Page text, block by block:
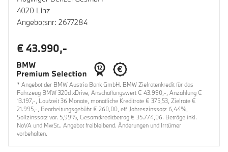
4020 Linz
Angebotsnr: 2677284
€ 43.990,-
* Angebot der BMW Austria Bank GmbH. BMW Zielratenkredit für das
Fahrzeug BMW 320d xDrive, Anschaffungswert € 43.990,-, Anzahlung €
13.197,-, Laufzeit 36 Monate, monatliche Kreditrate € 375,53, Zielrate €
21.995,-, Bearbeitungsgebühr € 260,00, eff. Jahreszinssatz 6,44%,
Sollzinssatz var. 5,99%, Gesamtkreditbetrag € 35.774,06. Beträge inkl.
NoVA und MwSt.. Angebot freibleibend. Änderungen und Irrtümer
vorbehalten.